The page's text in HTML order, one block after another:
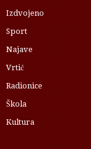
Izdvojeno
Sport
Najave
Vrtić
Radionice
Škola
Kultura